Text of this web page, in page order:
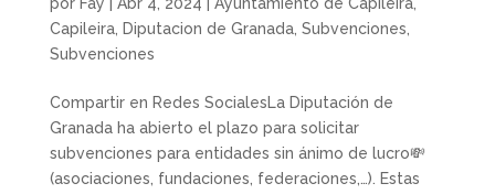
por Fay Abr 4, 2024 Ayuntamiento de Capileira,
Capileira, Diputacion de Granada, Subvenciones,
Subvenciones
Compartir en Redes SocialesLa Diputación de
Granada ha abierto el plazo para solicitar
subvenciones para entidades sin ánimo de lucro💸
(asociaciones, fundaciones, federaciones,…). Estas